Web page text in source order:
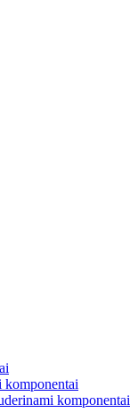
komponentai